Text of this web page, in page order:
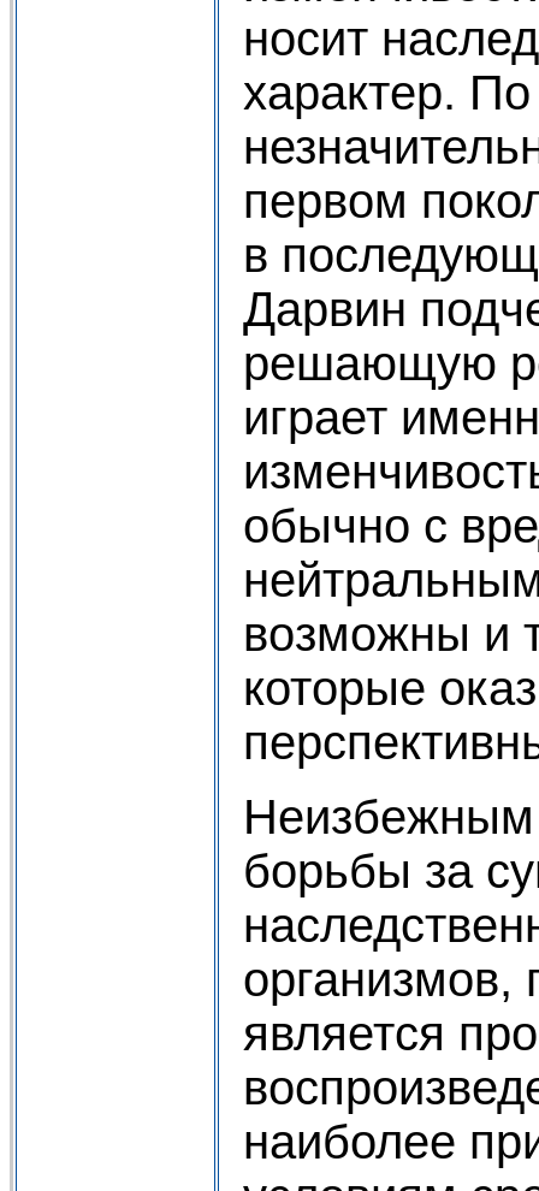
носит
характер.
первом
в
Дарвин
решающую
играет
обычно с
возможны и
которые
Неизбежным
борьбы за
организмов,
является
наиболее